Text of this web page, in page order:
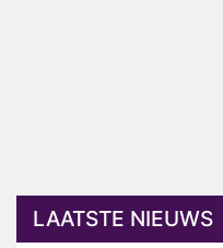
LAATSTE NIEUWS